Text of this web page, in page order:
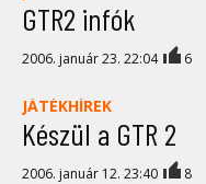
GTR2 infók
2006. január 23. 22:04 6
JÁTÉKHÍREK
Készül a GTR 2
2006. január 12. 23:40 8